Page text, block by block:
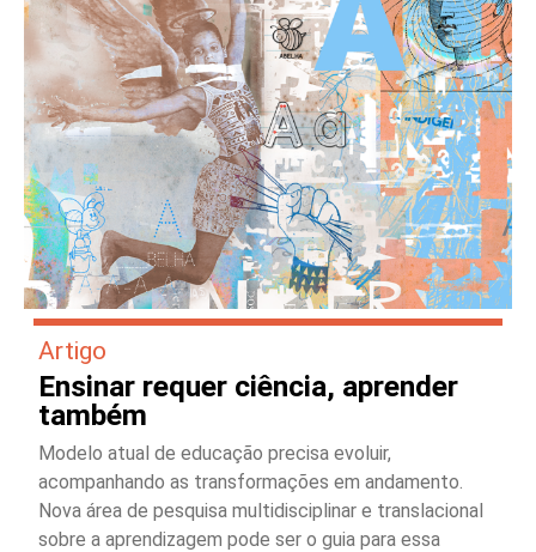
Artigo
Ensinar requer ciência, aprender
também
Modelo atual de educação precisa evoluir,
acompanhando as transformações em andamento.
Nova área de pesquisa multidisciplinar e translacional
sobre a aprendizagem pode ser o guia para essa